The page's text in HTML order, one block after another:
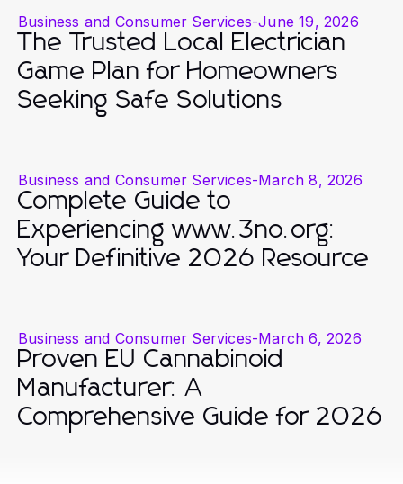
Business and Consumer Services-June 19, 2026
The Trusted Local Electrician
Game Plan for Homeowners
Seeking Safe Solutions
Business and Consumer Services-March 8, 2026
Complete Guide to
Experiencing www.3no.org:
Your Definitive 2026 Resource
Business and Consumer Services-March 6, 2026
Proven EU Cannabinoid
Manufacturer: A
Comprehensive Guide for 2026